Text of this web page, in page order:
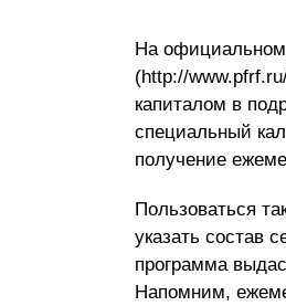
На официальном
(http://
капиталом в
специальный
получение
Пользоваться
указать состав
программа
Напомним,